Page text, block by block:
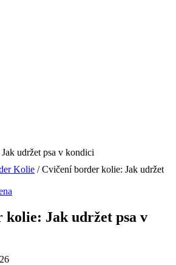
Kolie / Cvičení border kolie: Jak udržet
kolie: Jak udržet psa v